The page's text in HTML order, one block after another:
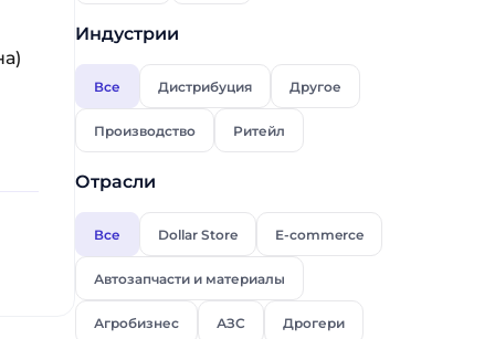
Индустрии
Все Дистрибуция Другое
Производство Ритейл
Отрасли
Все Dollar Store E-commerce
Автозапчасти и материалы
Агробизнес АЗС Дрогери